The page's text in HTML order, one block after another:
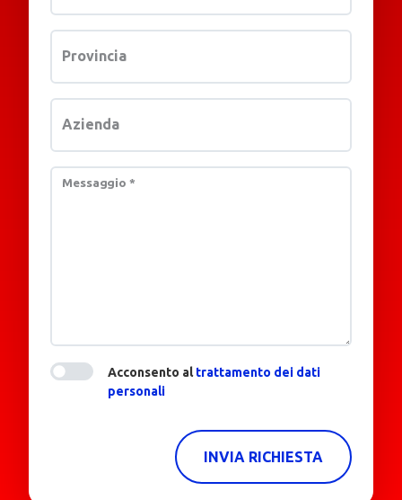
Provincia
Azienda
Messaggio *
Acconsento altrattamento dei dati
personali
INVIA RICHIESTA